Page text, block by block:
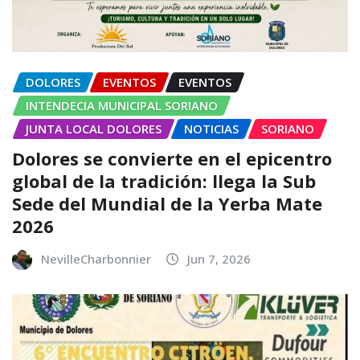
DOLORES EVENTOS
EVENTOS
INTENDECIA MUNICIPAL SORIANO
JUNTA LOCAL DOLORES
NOTICIAS SORIANO
Dolores se convierte en el epicentro
global de la tradición: llega la Sub
Sede del Mundial de la Yerba Mate
2026
NevilleCharbonnier Jun 7, 2026